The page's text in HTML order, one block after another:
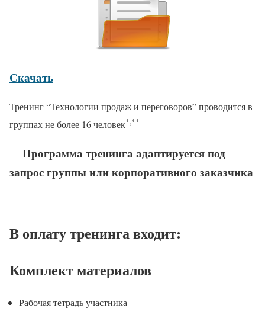
Скачать
Тренинг “Технологии продаж и переговоров” проводится в
группах не более 16 человек*,**
Программа тренинга адаптируется под
запрос группы или корпоративного заказчика
В оплату тренинга входит:
Комплект материалов
Рабочая тетрадь участника